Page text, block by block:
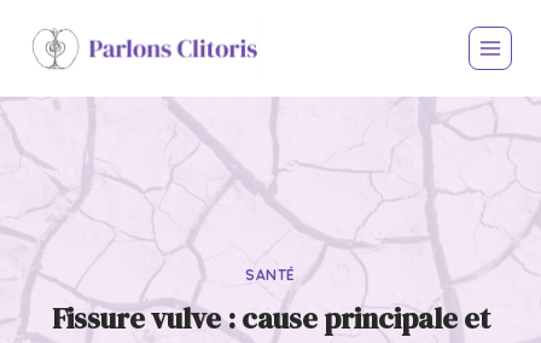
SANTÉ
Fissure vulve : cause principale et